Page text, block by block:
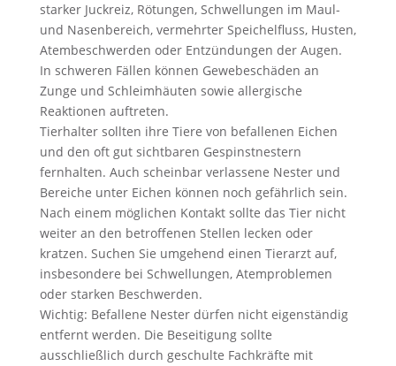
starker Juckreiz, Rötungen, Schwellungen im Maul-
und Nasenbereich, vermehrter Speichelfluss, Husten,
Atembeschwerden oder Entzündungen der Augen.
In schweren Fällen können Gewebeschäden an
Zunge und Schleimhäuten sowie allergische
Reaktionen auftreten.
Tierhalter sollten ihre Tiere von befallenen Eichen
und den oft gut sichtbaren Gespinstnestern
fernhalten. Auch scheinbar verlassene Nester und
Bereiche unter Eichen können noch gefährlich sein.
Nach einem möglichen Kontakt sollte das Tier nicht
weiter an den betroffenen Stellen lecken oder
kratzen. Suchen Sie umgehend einen Tierarzt auf,
insbesondere bei Schwellungen, Atemproblemen
oder starken Beschwerden.
Wichtig: Befallene Nester dürfen nicht eigenständig
entfernt werden. Die Beseitigung sollte
ausschließlich durch geschulte Fachkräfte mit